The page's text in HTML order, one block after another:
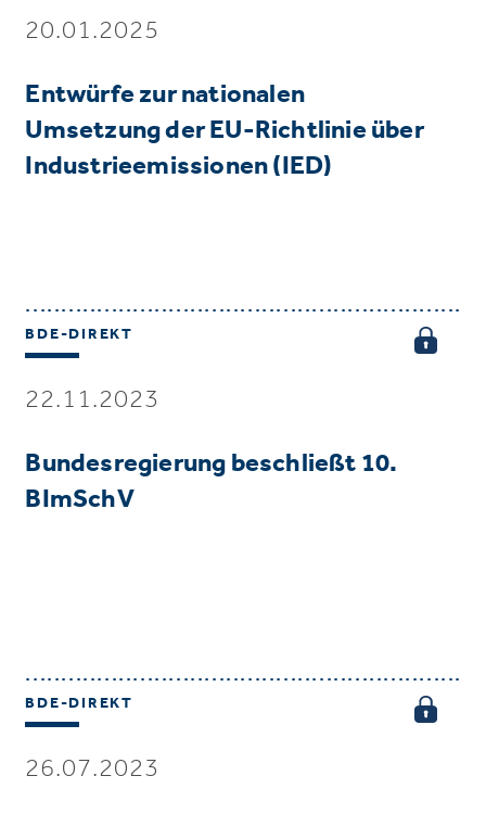
20.01.2025
Entwürfe zur nationalen
Umsetzung der EU-Richtlinie über
Industrieemissionen (IED)
BDE-DIREKT
22.11.2023
Bundesregierung beschließt 10.
BImSchV
BDE-DIREKT
26.07.2023